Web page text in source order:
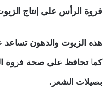
فروة الرأس على إنتاج
هذه الزيوت والدهون تساعد
كما تحافظ على صحة فروة
بصيلات الشعر.